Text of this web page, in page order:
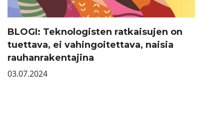
BLOGI: Teknologisten ratkaisujen on
tuettava, ei vahingoitettava, naisia
rauhanrakentajina
03.07.2024